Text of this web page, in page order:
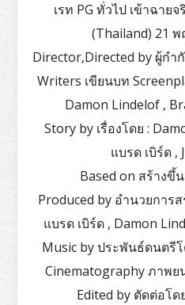
เรท PG ทั่วไป เข้าฉาย
(Thailand) 21
Director,Directed by ผู้กำ
Writers เขียนบท
Damon Lindelof ,
Story by เรื่องโดย :
แบรด เบิร์ด ,
Based on สร้างขึ้
Produced by อำนวยการ
แบรด เบิร์ด , Damon
Music by ประพันธ์ดนตรีโ
Cinematography ภาพย
Edited by ตัดต่อโ